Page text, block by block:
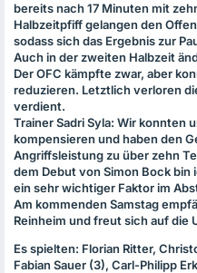
bereits nach 17 Minuten mit
Halbzeitpfiff gelangen den
sodass sich das Ergebnis zur
Auch in der zweiten Halbzeit
DerOFC kämpfte zwar, aber
reduzieren. Letztlich verloren
verdient.
Trainer Sadri Syla: Wir konnten
kompensieren und haben den
Angriffsleistung zu über zehn
dem Debut von Simon Bock
ein sehr wichtiger Faktor im
Am kommenden Samstag
Reinheim und freut sich auf die
Es spielten: Florian Ritter,
Fabian Sauer (3), Carl-Philipp